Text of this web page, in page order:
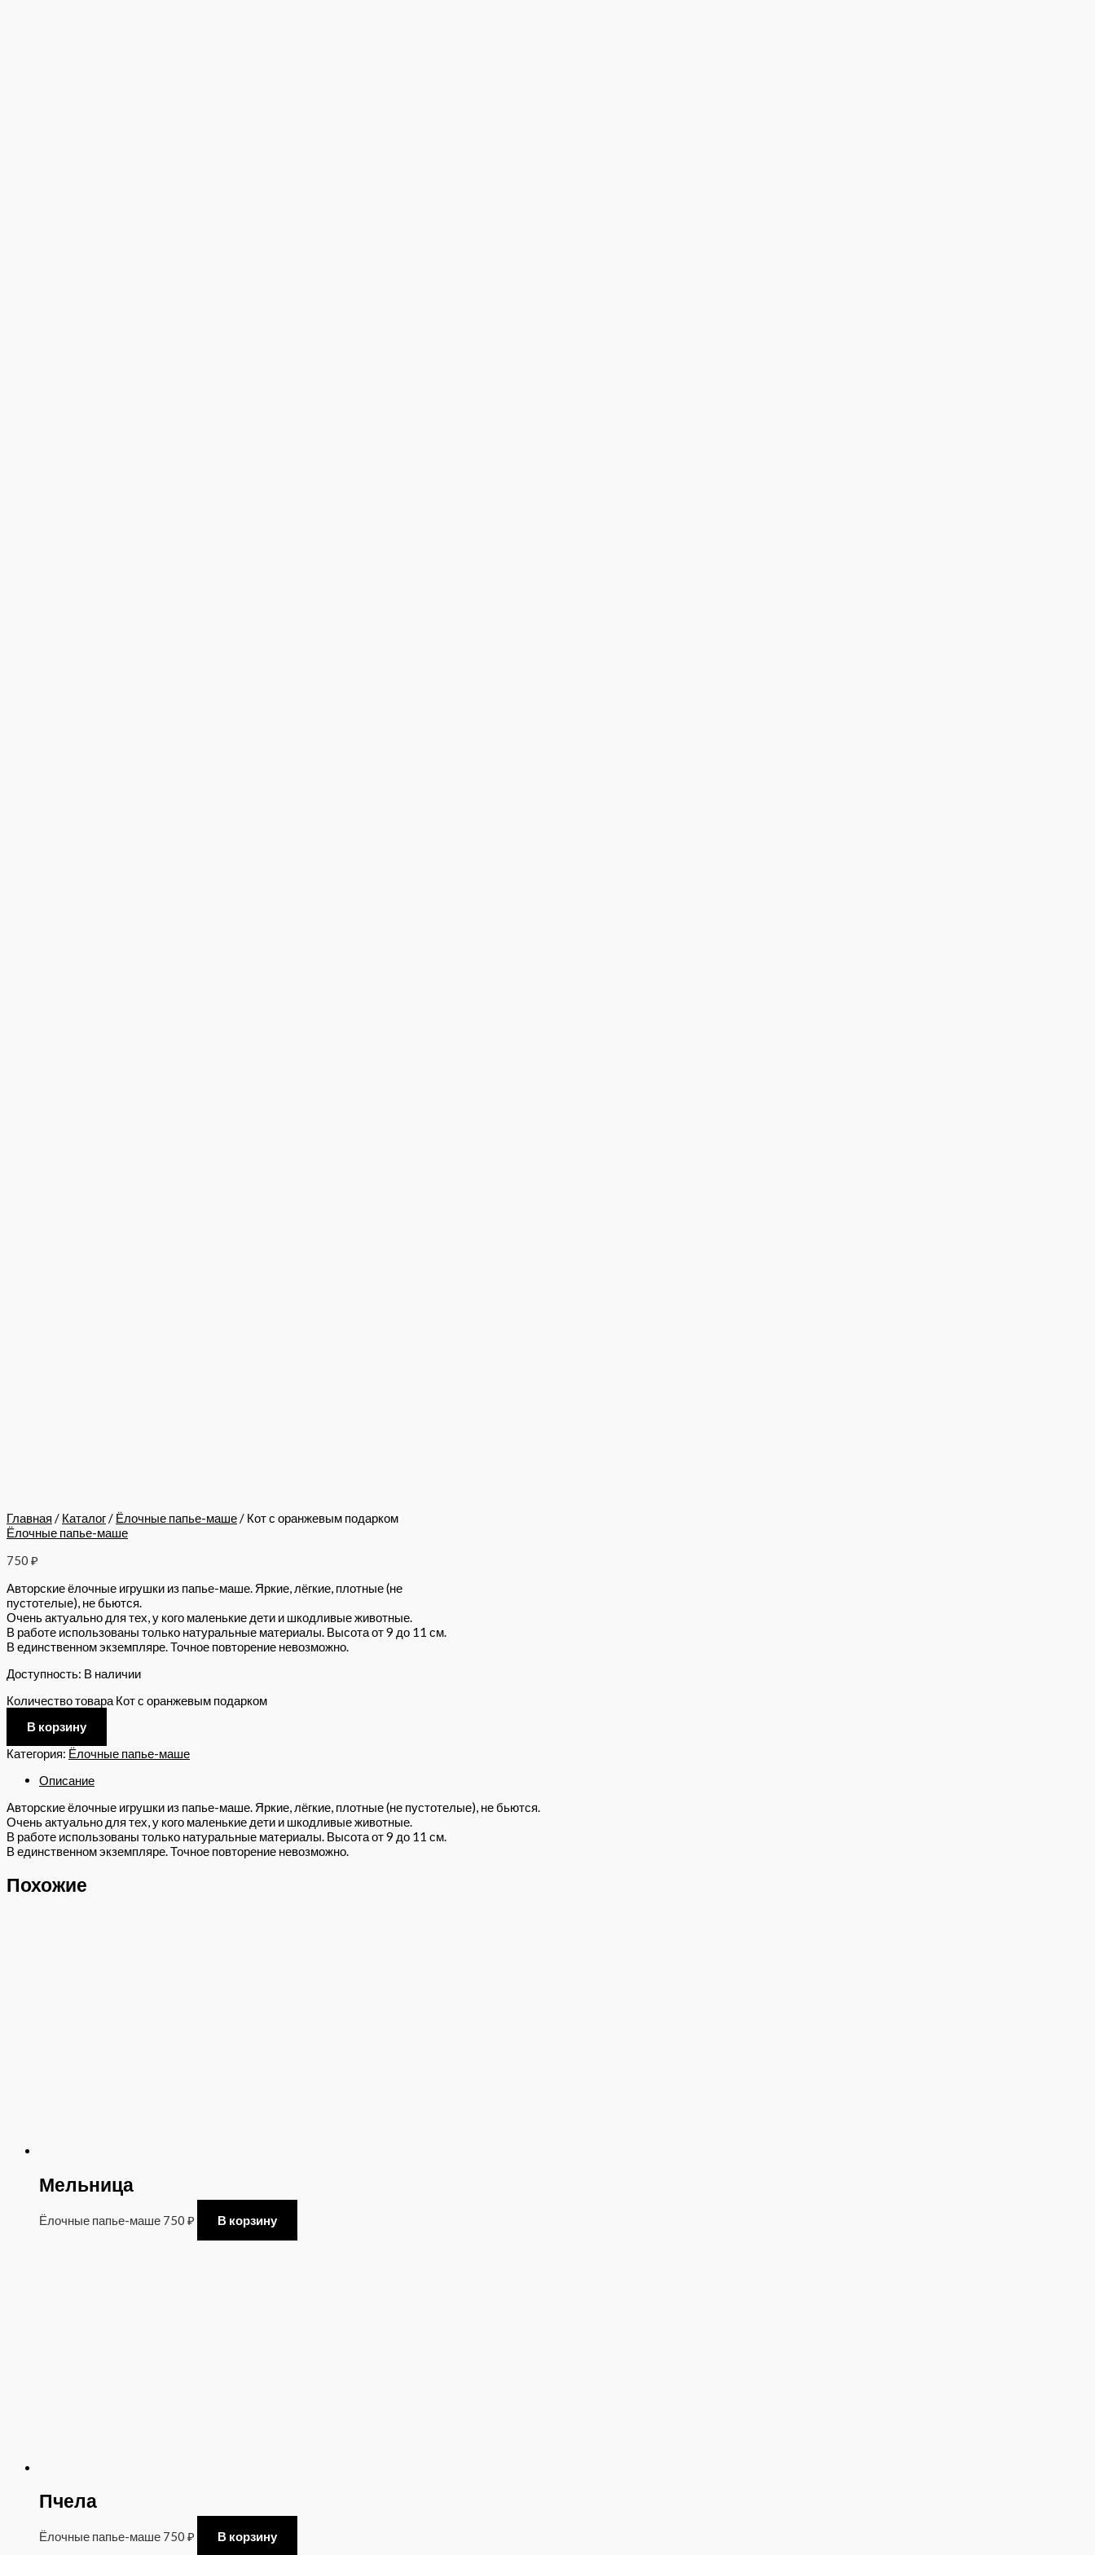
Главная / Каталог/ Ёлочные папье-маше/ Кот с оранжевым подарком
Ёлочные папье-маше
750 ₽
Авторские ёлочные игрушки из папье-маше. Яркие, лёгкие, плотные (не
пустотелые), не бьются.
Очень актуально для тех, у кого маленькие дети и шкодливые животные.
В работе использованы только натуральные материалы. Высота от 9 до 11 см.
В единственном экземпляре. Точное повторение невозможно.
Доступность: В наличии
Количество товара Кот с оранжевым подарком
В корзину
Категория: Ёлочные папье-маше
Описание
Авторские ёлочные игрушки из папье-маше. Яркие, лёгкие, плотные (не пустотелые), не бьются.
Очень актуально для тех, у кого маленькие дети и шкодливые животные.
В работе использованы только натуральные материалы. Высота от 9 до 11 см.
В единственном экземпляре. Точное повторение невозможно.
Похожие
Мельница
Ёлочные папье-маше 750 ₽ В корзину
Пчела
Ёлочные папье-маше 750 ₽ В корзину